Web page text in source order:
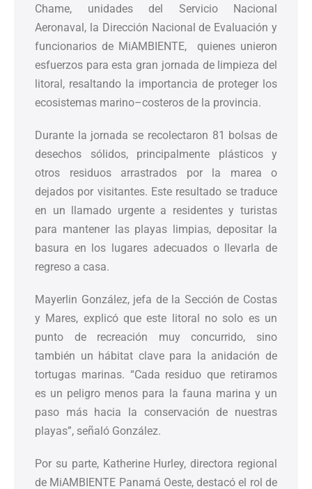
Chame, unidades del Servicio Nacional
Aeronaval, la Dirección Nacional de Evaluación y
funcionarios de MiAMBIENTE, quienes unieron
esfuerzos para esta gran jornada de limpieza del
litoral, resaltando la importancia de proteger los
ecosistemas marino–costeros de la provincia.
Durante la jornada se recolectaron 81 bolsas de
desechos sólidos, principalmente plásticos y
otros residuos arrastrados por la marea o
dejados por visitantes. Este resultado se traduce
en un llamado urgente a residentes y turistas
para mantener las playas limpias, depositar la
basura en los lugares adecuados o llevarla de
regreso a casa.
Mayerlin González, jefa de la Sección de Costas
y Mares, explicó que este litoral no solo es un
punto de recreación muy concurrido, sino
también un hábitat clave para la anidación de
tortugas marinas. “Cada residuo que retiramos
es un peligro menos para la fauna marina y un
paso más hacia la conservación de nuestras
playas”, señaló González.
Por su parte, Katherine Hurley, directora regional
de MiAMBIENTE Panamá Oeste, destacó el rol de